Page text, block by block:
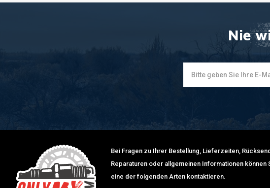
Nie
Bei Fragen zu Ihrer Bestellung, Lieferzeiten,
Reparaturen oder allgemeinen Informationen können
eine der folgenden Arten kontaktieren.